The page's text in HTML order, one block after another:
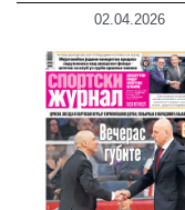
02.04.2026